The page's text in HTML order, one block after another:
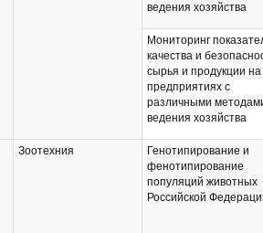
ведения хозяйства
Мониторинг
качества и
сырья и продукции на
предприятиях с
различными
ведения хозяйства
Зоотехния
Генотипирование и
фенотипирование
популяций животных
Российской